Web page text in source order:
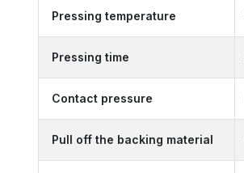
Pressing temperature
Pressing time
Contact pressure
Pull off the backing material